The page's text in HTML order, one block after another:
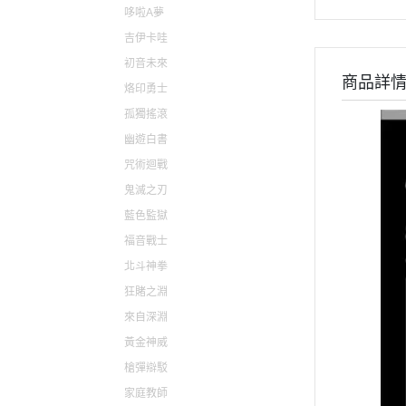
快打旋風 / 格鬥天王 / 拳皇
太空戰士 FINAL FANTASY
哆啦A夢
吉伊卡哇
初音未來
烙印勇士
孤獨搖滾
幽遊白書
咒術迴戰
鬼滅之刃
藍色監獄
福音戰士
北斗神拳
狂賭之淵
來自深淵
黃金神威
槍彈辯駁
家庭教師
商品詳情